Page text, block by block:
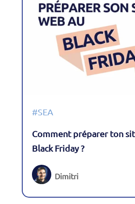
#SEA
Comment préparer ton
Black Friday ?
Dimitri